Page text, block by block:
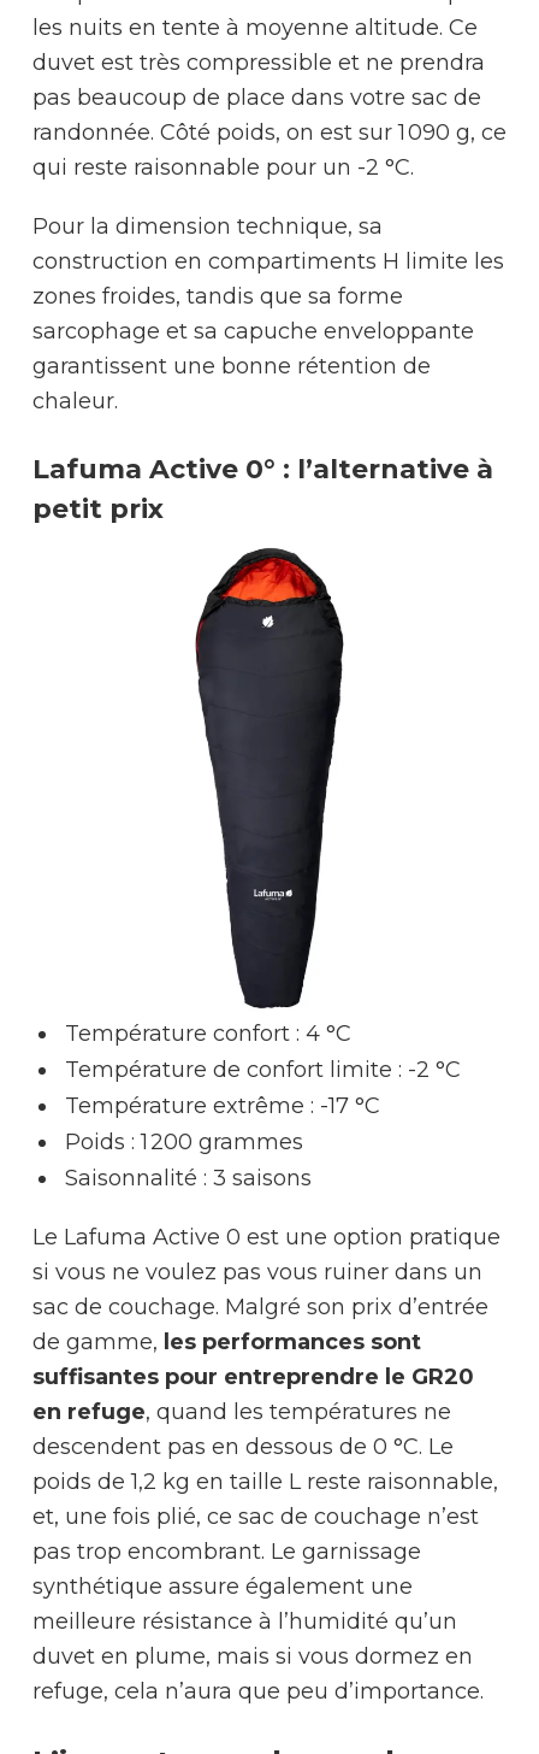
les nuits en tente à moyenne altitude. Ce
duvet est très compressible et ne prendra
pas beaucoup de place dans votre sac de
randonnée. Côté poids, on est sur 1 090 g, ce
qui reste raisonnable pour un -2 °C.
Pour la dimension technique, sa
construction en compartiments H limite les
zones froides, tandis que sa forme
sarcophage et sa capuche enveloppante
garantissent une bonne rétention de
chaleur.
Lafuma Active 0° : l’alternative à
petit prix
Température confort : 4 °C
Température de confort limite : -2 °C
Température extrême : -17 °C
Poids : 1 200 grammes
Saisonnalité : 3 saisons
Le Lafuma Active 0 est une option pratique
si vous ne voulez pas vous ruiner dans un
sac de couchage. Malgré son prix d’entrée
de gamme, les performances sont
suffisantes pour entreprendre le GR20
en refuge, quand les températures ne
descendent pas en dessous de 0 °C. Le
poids de 1,2 kg en taille L reste raisonnable,
et, une fois plié, ce sac de couchage n’est
pas trop encombrant. Le garnissage
synthétique assure également une
meilleure résistance à l’humidité qu’un
duvet en plume, mais si vous dormez en
refuge, cela n’aura que peu d’importance.